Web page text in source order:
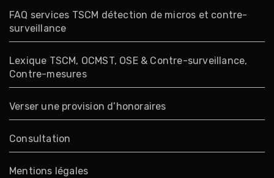
FAQ services TSCM détection de micros et contre-
surveillance
Lexique TSCM, OCMST, OSE & Contre-surveillance,
Contre-mesures
Verser une provision d’honoraires
Consultation
Mentions légales